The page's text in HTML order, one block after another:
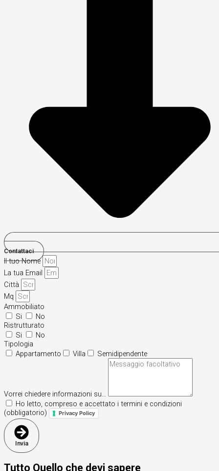
Contattaci
Il tuo Nome
La tua Email
Città
Mq
Ammobiliato
Si
No
Ristrutturato
Si
No
Tipologia
Appartamento
Villa Semidipendente
Vorrei chiedere informazioni su...
Ho letto, compreso e accettato i termini e condizioni
(obbligatorio)
Privacy Policy
Invia
Tutto Quello che devi sapere